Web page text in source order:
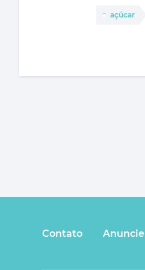
açúcar
Contato Anuncie